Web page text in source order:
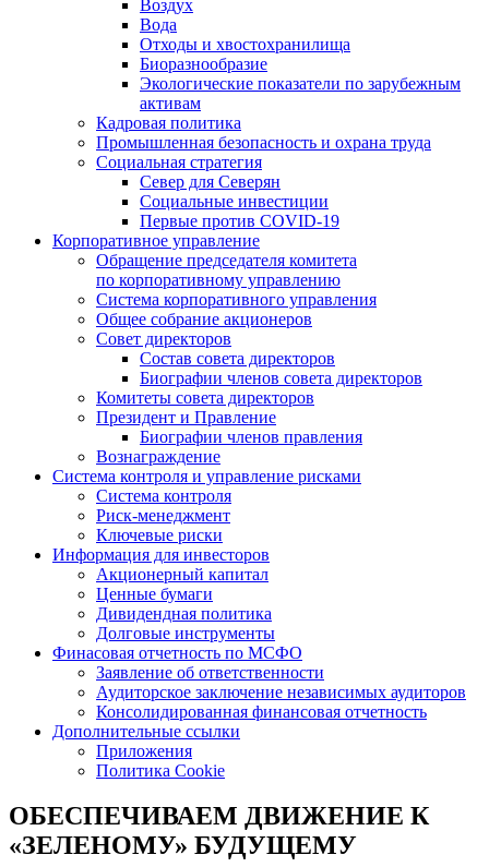
Воздух
Вода
Отходы и хвостохранилища
Биоразнообразие
Экологические показатели по зарубежным
активам
Кадровая политика
Промышленная безопасность и охрана труда
Социальная стратегия
Север для Северян
Социальные инвестиции
Первые против COVID‑19
Корпоративное управление
Обращение председателя комитета
по корпоративному управлению
Система корпоративного управления
Общее собрание акционеров
Совет директоров
Состав совета директоров
Биографии членов совета директоров
Комитеты совета директоров
Президент и Правление
Биографии членов правления
Вознаграждение
Система контроля и управление рисками
Система контроля
Риск-менеджмент
Ключевые риски
Информация для инвесторов
Акционерный капитал
Ценные бумаги
Дивидендная политика
Долговые инструменты
Финасовая отчетность по МСФО
Заявление об ответственности
Аудиторское заключение независимых аудиторов
Консолидированная финансовая отчетность
Дополнительные ссылки
Приложения
Политика Cookie
ОБЕСПЕЧИВАЕМ ДВИЖЕНИЕ К
«ЗЕЛЕНОМУ» БУДУЩЕМУ